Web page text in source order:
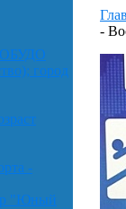
город
-
"Юный
-